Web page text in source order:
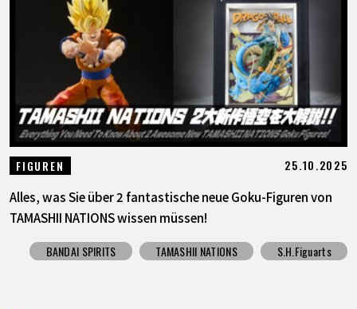
FIGUREN 25.10.2025
Alles, was Sie über 2 fantastische neue Goku-Figuren von
TAMASHII NATIONS wissen müssen!
BANDAI SPIRITS TAMASHII NATIONS S.H.Figuarts